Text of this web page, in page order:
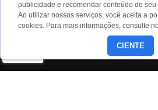
Contato:
(11)99350-
publicidade e recomendar conteúdo de seu
Ao utilizar nossos serviços, você aceita a
cookies. Para mais informações, consulte
CIENTE